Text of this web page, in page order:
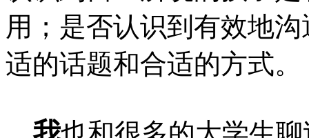
用；是否认识到有效地
适的话题和合适的方式。